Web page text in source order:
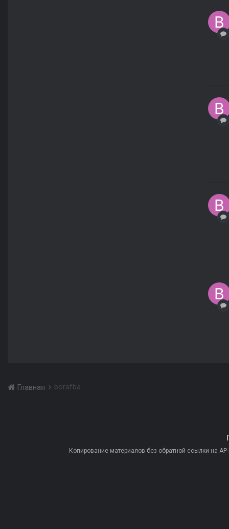
Главная borafba
Копирование материалов без обратной ссылки на